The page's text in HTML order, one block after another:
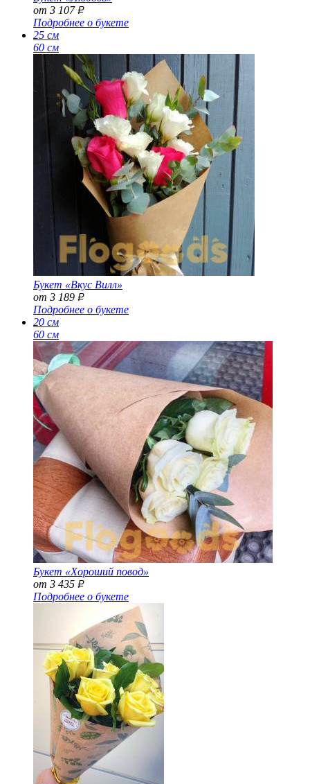
от 3 107 Р
Подробнее о букете
25 см
60 см
Букет «Вкус Вилл»
от 3 189 Р
Подробнее о букете
20 см
60 см
Букет «Хороший повод»
от 3 435 Р
Подробнее о букете